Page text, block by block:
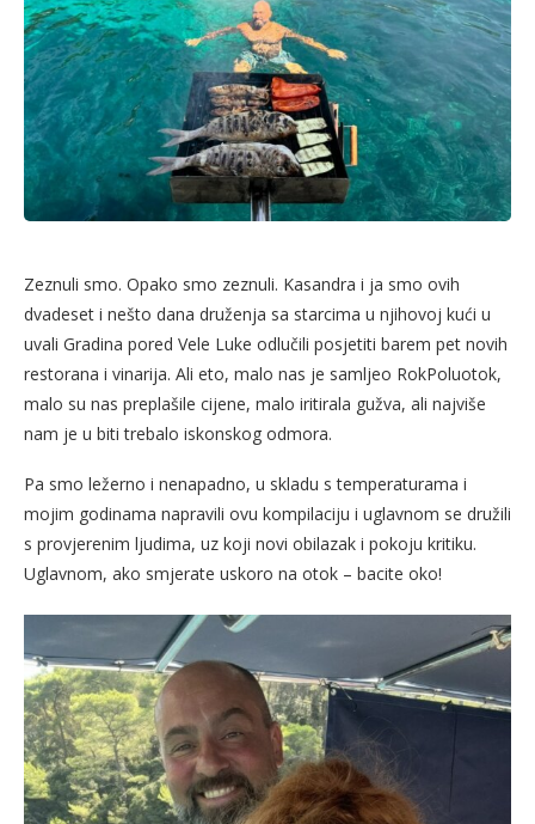
Zeznuli smo. Opako smo zeznuli. Kasandra i ja smo ovih
dvadeset i nešto dana druženja sa starcima u njihovoj kući u
uvali Gradina pored Vele Luke odlučili posjetiti barem pet novih
restorana i vinarija. Ali eto, malo nas je samljeo RokPoluotok,
malo su nas preplašile cijene, malo iritirala gužva, ali najviše
nam je u biti trebalo iskonskog odmora.
Pa smo ležerno i nenapadno, u skladu s temperaturama i
mojim godinama napravili ovu kompilaciju i uglavnom se družili
s provjerenim ljudima, uz koji novi obilazak i pokoju kritiku.
Uglavnom, ako smjerate uskoro na otok – bacite oko!